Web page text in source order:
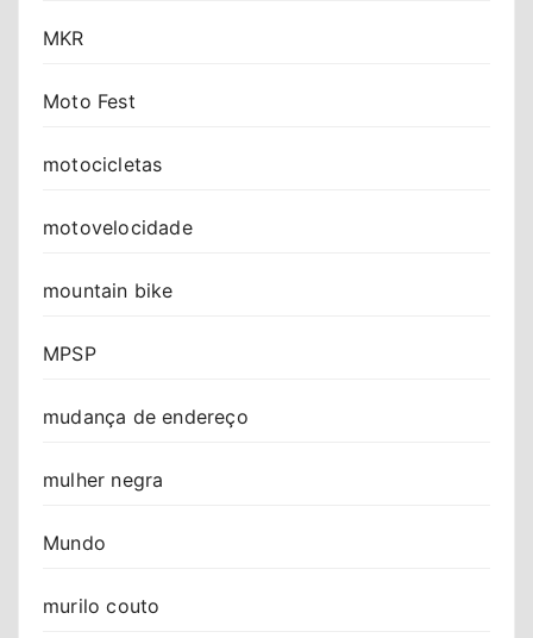
MKR
Moto Fest
motocicletas
motovelocidade
mountain bike
MPSP
mudança de endereço
mulher negra
Mundo
murilo couto